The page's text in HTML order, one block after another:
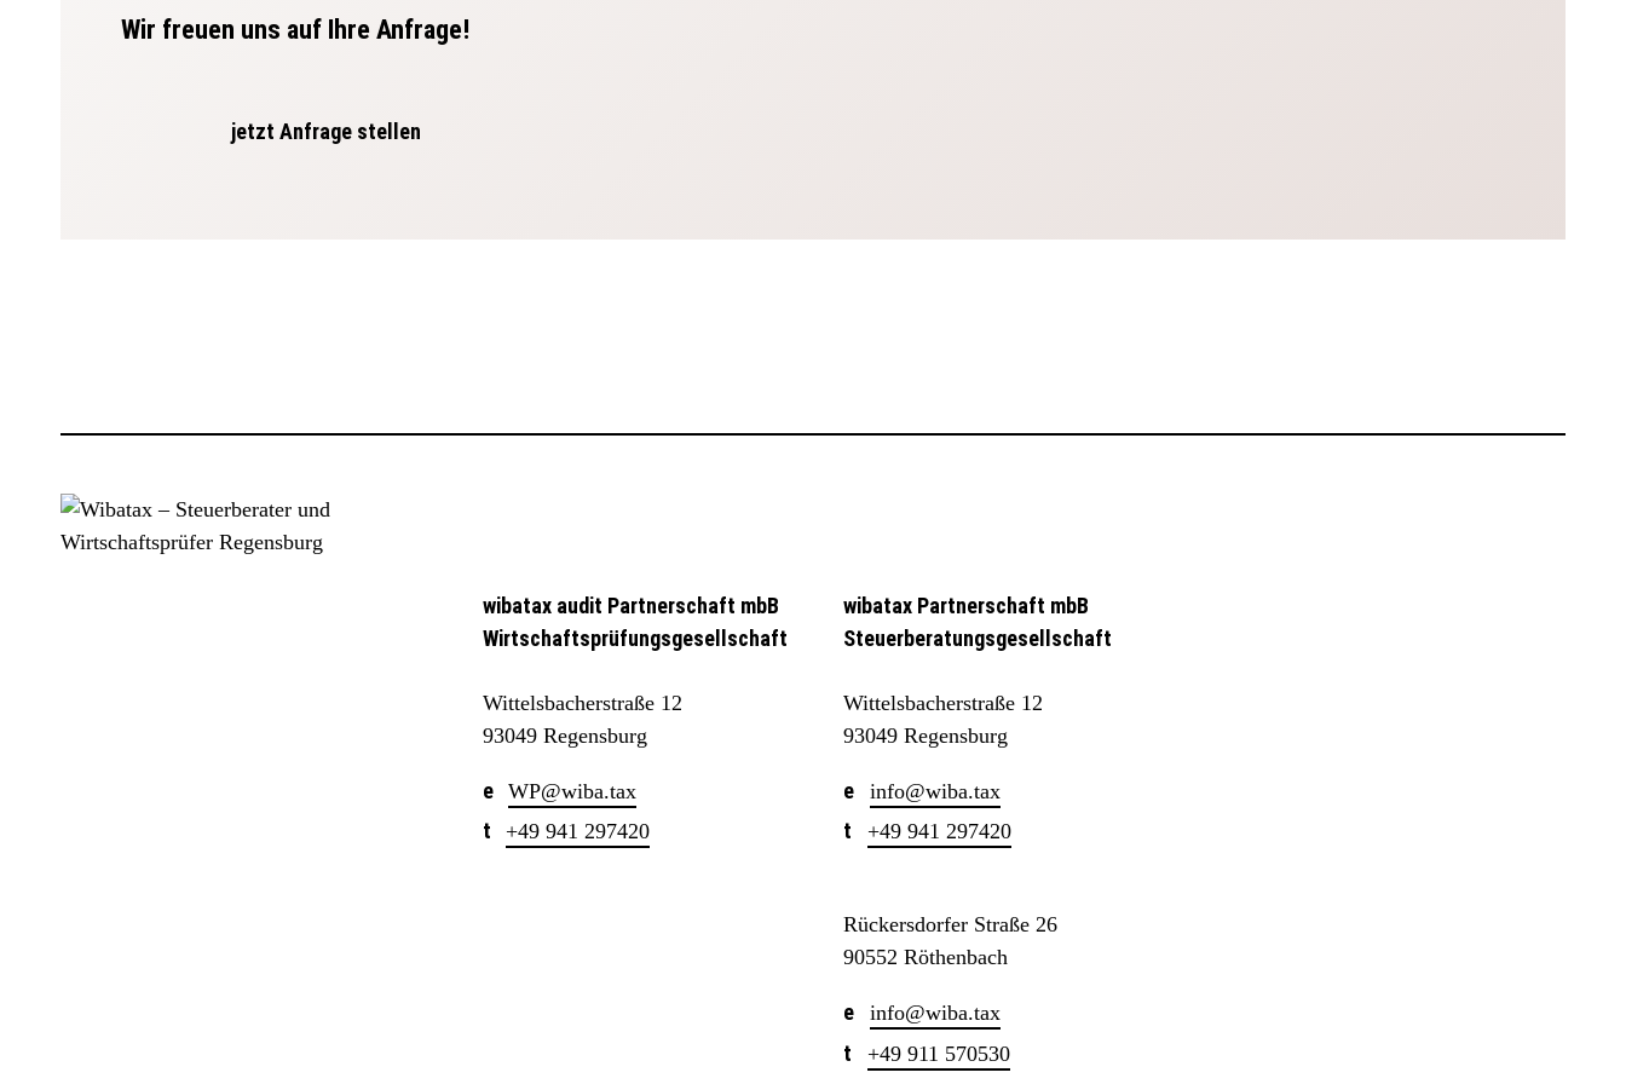
Wir freuen uns auf Ihre Anfrage!
jetzt Anfrage stellen
wibatax audit Partnerschaft mbB
Wirtschaftsprüfungsgesellschaft
Wittelsbacherstraße 12
93049 Regensburg
WP@wiba.tax
+49 941 297420
wibatax Partnerschaft mbB
Steuerberatungsgesellschaft
Wittelsbacherstraße 12
93049 Regensburg
info@wiba.tax
+49 941 297420
Rückersdorfer Straße 26
90552 Röthenbach
info@wiba.tax
+49 911 570530